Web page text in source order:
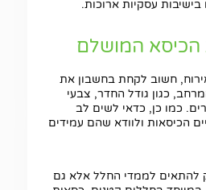
באתר
עסקיות ארוכות.
הכיסא המושלם
חשוב לקחת בחשבון את
כגון גודל החדר, צבעי
כמו כן, כדאי לשים לב
הכיסאות ולוודא שהם עמידים
להתאים לממדי החלל אלא גם